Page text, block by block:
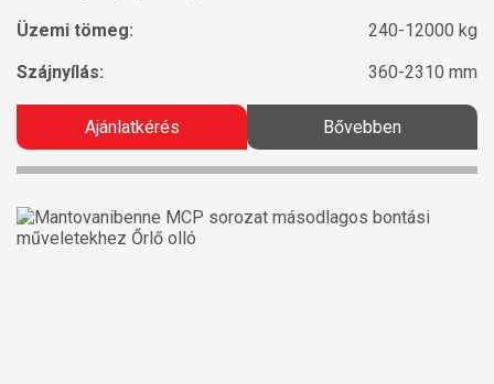
Üzemi tömeg:
240-12000 kg
Szájnyílás:
360-2310 mm
Ajánlatkérés Bővebben